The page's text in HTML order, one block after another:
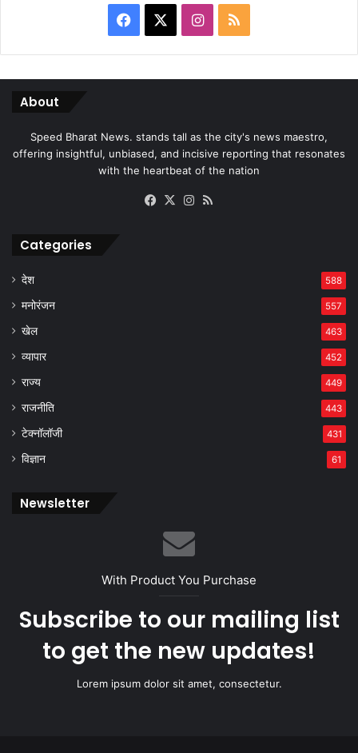
Facebook Instagram
RSS
About
Speed Bharat News. stands tall as the city's news maestro,
offering insightful, unbiased, and incisive reporting that resonates
with the heartbeat of the nation
Facebook
X Instagram
Categories
देश 588
मनोरंजन 557
खेल 463
व्यापार 452
राज्य 449
राजनीति 443
टेक्नॉलॉजी 431
विज्ञान 61
Newsletter
With Product You Purchase
Subscribe to our mailing list
to get the new updates!
Lorem ipsum dolor sit amet, consectetur.